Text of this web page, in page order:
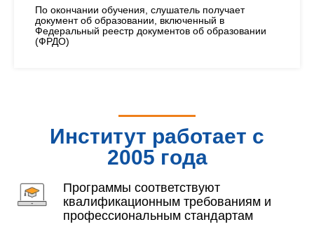
По окончании обучения, слушатель получает
документ об образовании, включенный в
Федеральный реестр документов об образовании
(ФРДО)
Институт работает с
2005 года
Программы соответствуют
квалификационным требованиям и
профессиональным стандартам